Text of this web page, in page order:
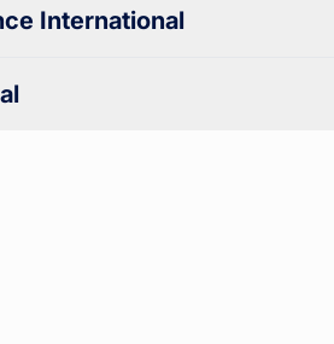
International